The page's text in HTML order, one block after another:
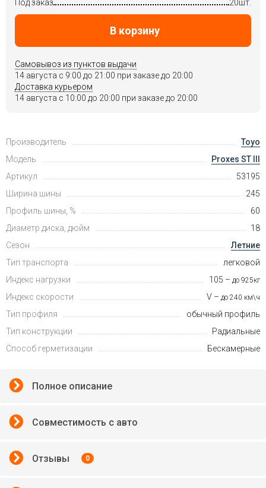
Под заказ 20шт.
В корзину
Самовывоз из пунктов выдачи
14 августа c 9:00 до 21:00 при заказе до 20:00
Доставка курьером
14 августа c 10:00 до 20:00 при заказе до 20:00
Производитель
Toyo
Модель
Proxes ST III
Артикул
53195
Ширина шины
245
Профиль шины, %
60
Диаметр диска, дюйм
18
Сезон
Летние
Тип транспорта
легковой
Индекс нагрузки
105 – до 925кг
Индекс скорости V – до 240 км\ч
Тип профиля
обычный профиль
Тип конструкции
Радиальные
Способ герметизации
Бескамерные
Полное описание
Совместимость с авто
Отзывы 0